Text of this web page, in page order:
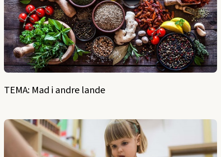
TEMA: Mad i andre lande